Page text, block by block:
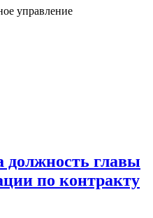
управление
должность главы
по контракту